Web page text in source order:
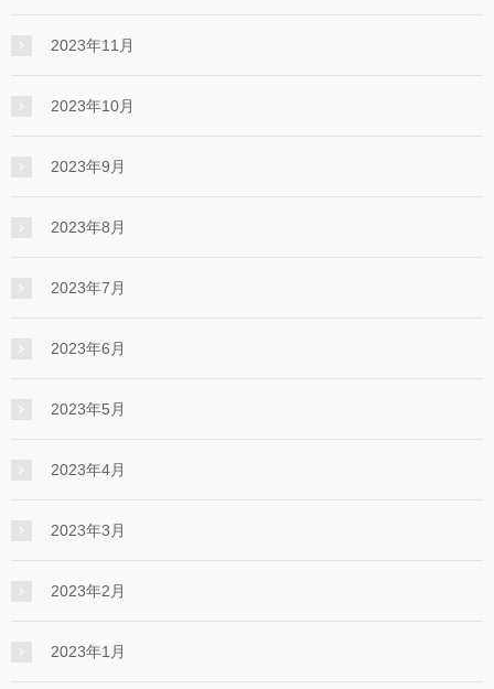
2023年11月
2023年10月
2023年9月
2023年8月
2023年7月
2023年6月
2023年5月
2023年4月
2023年3月
2023年2月
2023年1月